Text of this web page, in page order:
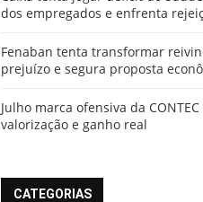
dos empregados e enfrenta
Fenaban tenta transformar
prejuízo e segura proposta
Julho marca ofensiva da
valorização e ganho real
CATEGORIAS